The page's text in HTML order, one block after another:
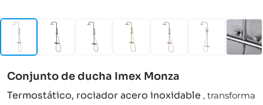
Conjunto de ducha Imex Monza
Termostático, rociador acero inoxidable , transforma